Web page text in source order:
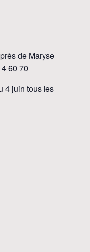
de Maryse
60 70
4 juin tous les